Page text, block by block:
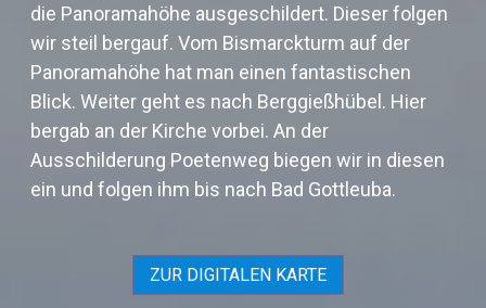
die Panoramahöhe ausgeschildert. Dieser folgen
wir steil bergauf. Vom Bismarckturm auf der
Panoramahöhe hat man einen fantastischen
Blick. Weiter geht es nach Berggießhübel. Hier
bergab an der Kirche vorbei. An der
Ausschilderung Poetenweg biegen wir in diesen
ein und folgen ihm bis nach Bad Gottleuba.
ZUR DIGITALEN KARTE